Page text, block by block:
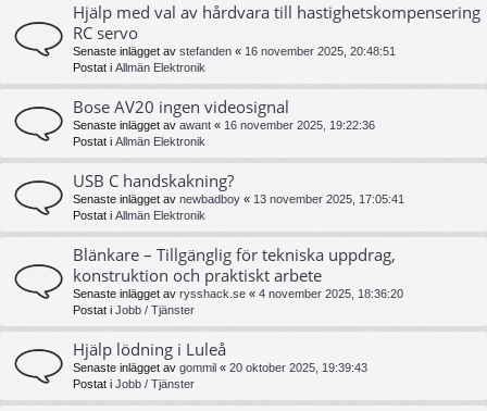
Hjälp med val av hårdvara till hastighetskompensering
RC servo
Senaste inlägget av stefanden « 16 november 2025, 20:48:51
Postat i Allmän Elektronik
Bose AV20 ingen videosignal
Senaste inlägget av awant « 16 november 2025, 19:22:36
Postat i Allmän Elektronik
USB C handskakning?
Senaste inlägget av newbadboy « 13 november 2025, 17:05:41
Postat i Allmän Elektronik
Blänkare – Tillgänglig för tekniska uppdrag,
konstruktion och praktiskt arbete
Senaste inlägget av rysshack.se « 4 november 2025, 18:36:20
Postat i Jobb / Tjänster
Hjälp lödning i Luleå
Senaste inlägget av gommil « 20 oktober 2025, 19:39:43
Postat i Jobb / Tjänster